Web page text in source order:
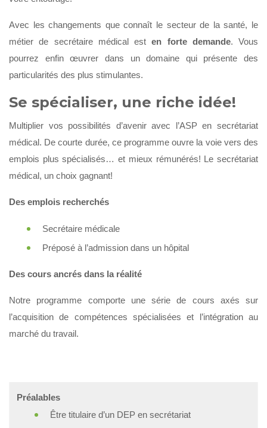
Avec les changements que connaît le secteur de la santé, le
métier de secrétaire médical esten forte demande. Vous
pourrez enfin œuvrer dans un domaine qui présente des
particularités des plus stimulantes.
Se spécialiser, une riche idée!
Multiplier vos possibilités d’avenir avec l’ASP en secrétariat
médical. De courte durée, ce programme ouvre la voie vers des
emplois plus spécialisés… et mieux rémunérés! Le secrétariat
médical, un choix gagnant!
Des emplois recherchés
Secrétaire médicale
Préposé à l’admission dans un hôpital
Des cours ancrés dans la réalité
Notre programme comporte une série de cours axés sur
l’acquisition de compétences spécialisées et l’intégration au
marché du travail.
Préalables
Être titulaire d’un DEP en secrétariat